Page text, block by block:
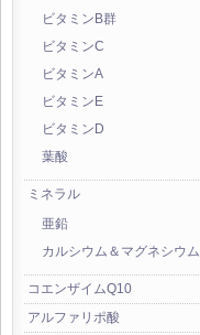
ビタミンB群
ビタミンC
ビタミンA
ビタミンE
ビタミンD
葉酸
ミネラル
亜鉛
カルシウム＆マグネシウム
コエンザイムQ10
アルファリポ酸